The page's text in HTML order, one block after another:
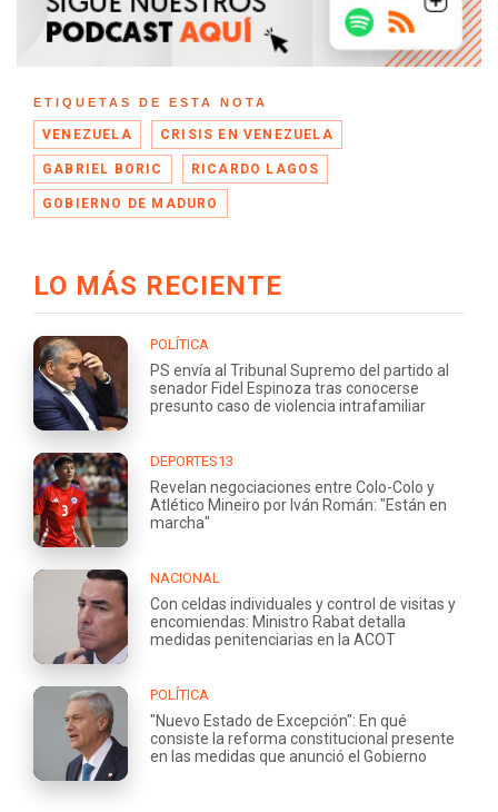
ETIQUETAS DE ESTA NOTA
VENEZUELA CRISIS EN VENEZUELA
GABRIEL BORIC RICARDO LAGOS
GOBIERNO DE MADURO
LO MÁS RECIENTE
POLÍTICA
PS envía al Tribunal Supremo del partido al
senador Fidel Espinoza tras conocerse
presunto caso de violencia intrafamiliar
DEPORTES13
Revelan negociaciones entre Colo-Colo y
Atlético Mineiro por Iván Román: "Están en
marcha"
NACIONAL
Con celdas individuales y control de visitas y
encomiendas: Ministro Rabat detalla
medidas penitenciarias en la ACOT
POLÍTICA
"Nuevo Estado de Excepción": En qué
consiste la reforma constitucional presente
en las medidas que anunció el Gobierno